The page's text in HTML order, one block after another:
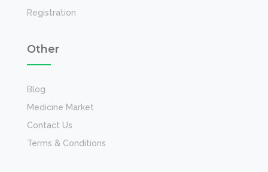
Registration
Other
Blog
Medicine Market
Contact Us
Terms & Conditions